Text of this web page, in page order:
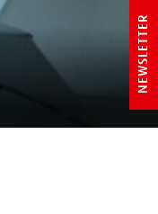
NEWSLETTER